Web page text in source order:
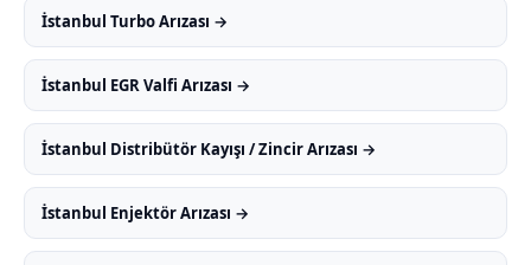
İstanbul Turbo Arızası →
İstanbul EGR Valfi Arızası →
İstanbul Distribütör Kayışı / Zincir Arızası →
İstanbul Enjektör Arızası →